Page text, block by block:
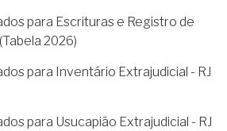
para Escrituras e Registro de
2026)
para Inventário Extrajudicial - RJ
para Usucapião Extrajudicial - RJ